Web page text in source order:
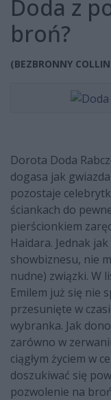
Doda z
broń?
(BEZBRONNY
Dorota Doda
dogasa jak
pozostaje
ściankach do
pierścionkiem
Haidara. Jednak
showbiznesu, nie
nudne) związki. W
Emilem już się nie
przesunięte w
wybranka. Jak
zarówno w
ciągłym życiem w
doszukiwać się
pozwolenie na